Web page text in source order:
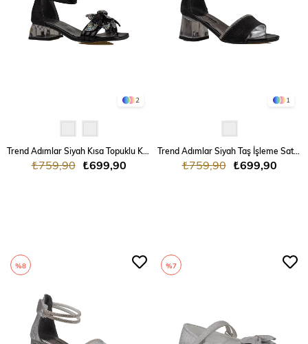
2
Trend Adımlar Siyah Kısa Topuklu Kemerli Kız Çocuk Klasik Ayakkabı
₺699,90
₺759,90
1
Trend Adımlar Siyah Taş İşleme Saten Cırtlı Kız Çocuk Klasik Ayakkabı
₺699,90
₺759,90
%8 %7